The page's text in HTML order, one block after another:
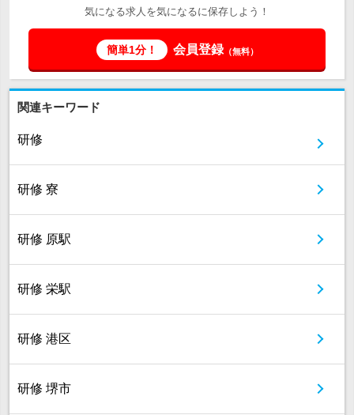
気になる求人を気になるに保存しよう！
簡単1分！ 会員登録（無料）
関連キーワード
研修
研修 寮
研修 原駅
研修 栄駅
研修 港区
研修 堺市